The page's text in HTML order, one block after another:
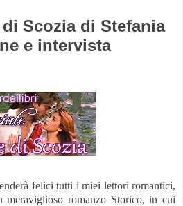
Scozia di Stefania
e intervista
felici tutti i miei lettori romantici,
meraviglioso romanzo Storico, in cui